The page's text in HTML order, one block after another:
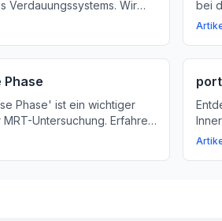
Verdauungssystems. Wir
Leber und die Gallenblase
bei
Phase' ist ein wichtiger
Untersuchung. Erfahren
Bedeutung dieser Phase